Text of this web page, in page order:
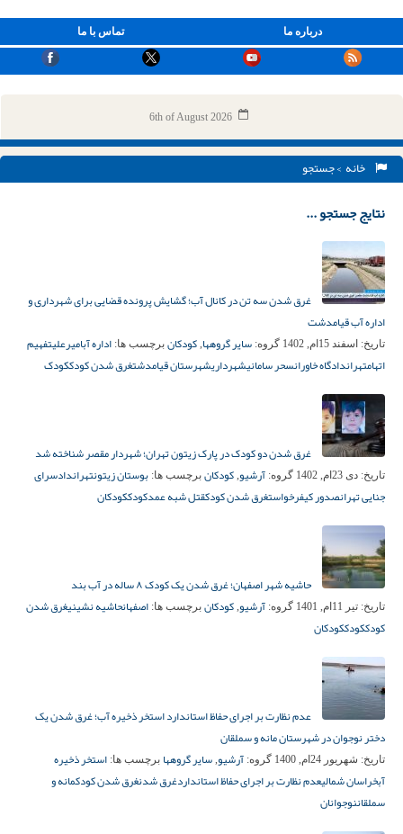
تماس با ما درباره ما
6th of August 2026
خانه > جستجو
نتایج جستجو ...
غرق شدن سه تن در کانال آب؛ گشایش پرونده قضایی برای شهرداری و
اداره آب قیامدشت
تاریخ: اسفند 15ام, 1402 گروه: سایر گروهها, کودکان برچسب ها: اداره آبامیرعلیتفهیم
اتهامتهراندادگاه خاورانسحر سامانیشهرداریشهرستان قیامدشتغرق شدن کودککودک
غرق شدن دو کودک در پارک زیتون تهران؛ شهردار مقصر شناخته شد
تاریخ: دی 23ام, 1402 گروه: آرشیو, کودکان برچسب ها: بوستان زیتونتهراندادسرای
جنایی تهرانصدور کیفرخواستغرق شدن کودکقتل شبه عمدکودککودکان
حاشیه شهر اصفهان؛ غرق شدن یک کودک ۸ ساله در آب بند
تاریخ: تیر 11ام, 1401 گروه: آرشیو, کودکان برچسب ها: اصفهانحاشیه نشینیغرق شدن
کودککودککودکان
عدم نظارت بر اجرای حفاظ استاندارد استخر ذخیره آب؛ غرق شدن یک
دختر نوجوان در شهرستان مانه و سملقان
تاریخ: شهریور 24ام, 1400 گروه: آرشیو, سایر گروهها برچسب ها: استخر ذخیره
آبخراسان شمالیعدم نظارت بر اجرای حفاظ استانداردغرق شدنغرق شدن کودکمانه و
سملقاننوجوانان